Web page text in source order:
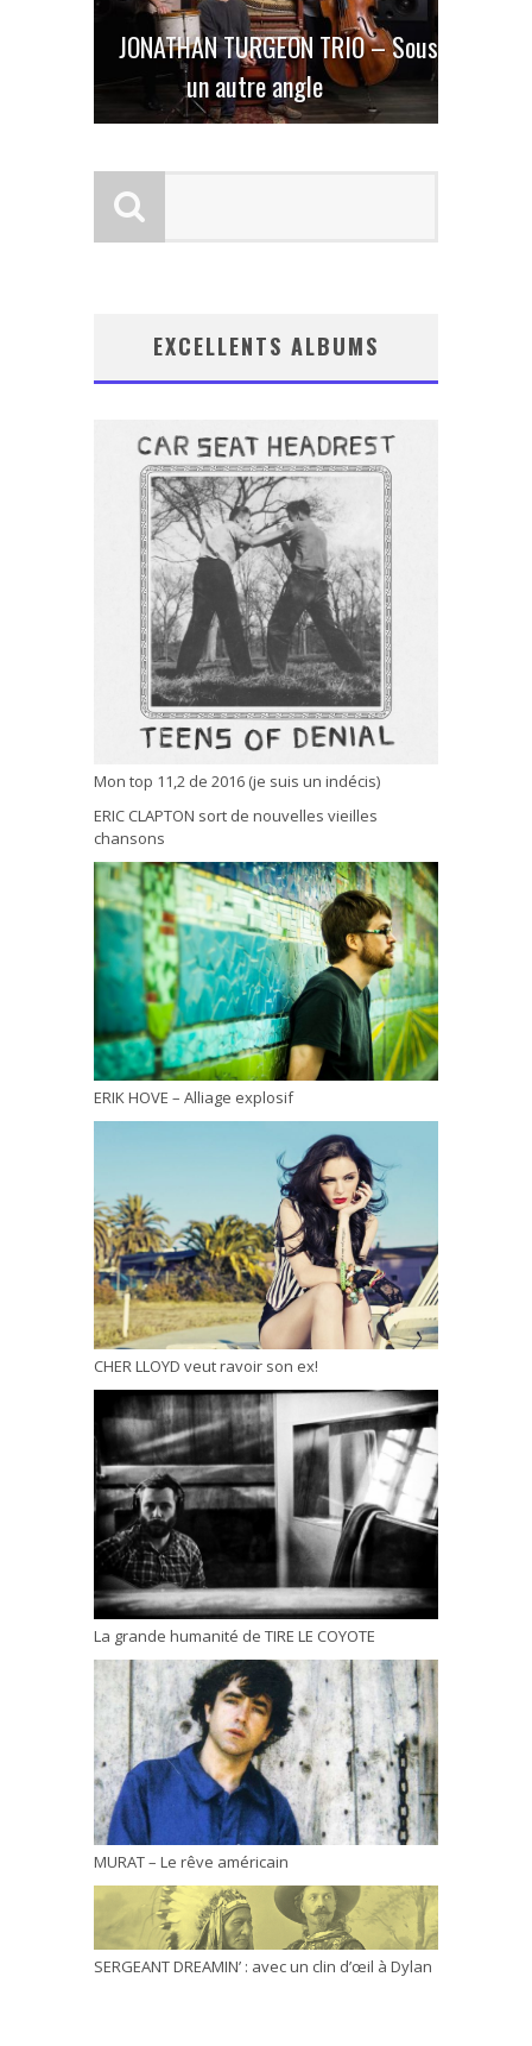
JONATHAN TURGEON TRIO – Sous
un autre angle
EXCELLENTS ALBUMS
Mon top 11,2 de 2016 (je suis un indécis)
ERIC CLAPTON sort de nouvelles vieilles
chansons
ERIK HOVE – Alliage explosif
CHER LLOYD veut ravoir son ex!
La grande humanité de TIRE LE COYOTE
MURAT – Le rêve américain
SERGEANT DREAMIN’ : avec un clin d’œil à Dylan